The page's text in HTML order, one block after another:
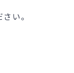
い。